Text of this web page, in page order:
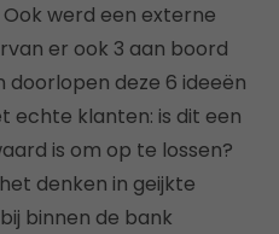
werd een externe
er ook 3 aan boord
doorlopen deze 6 ideeën
echte klanten: is dit een
is om op te lossen?
denken in geijkte
binnen de bank